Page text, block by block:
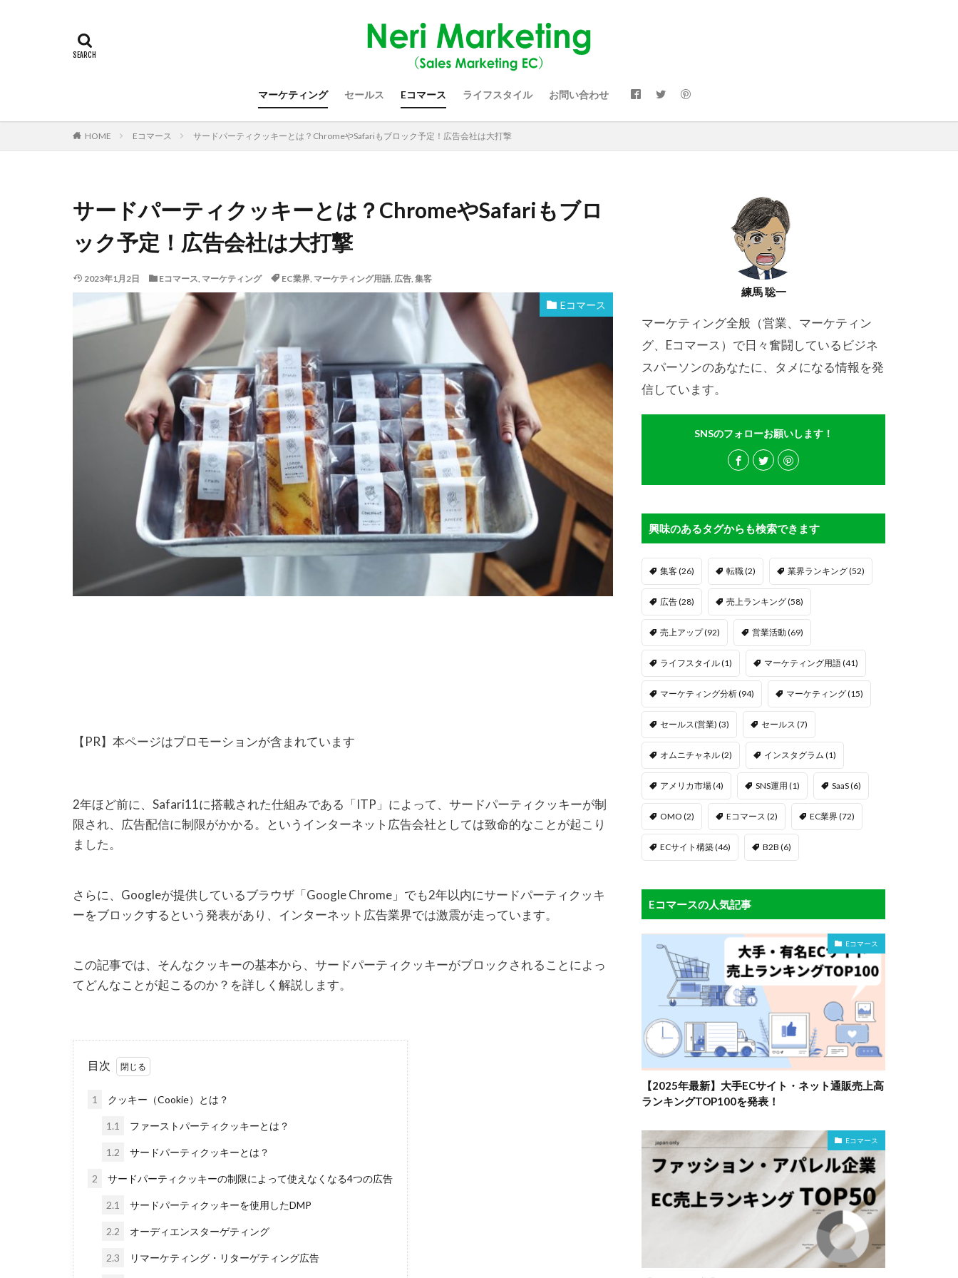
マーケティング セールス Eコマース ライフスタイル お問い合わせ
HOME Eコマース サードパーティクッキーとは？ChromeやSafariもブロック予定！広告会社は大打撃
サードパーティクッキーとは？ChromeやSafariもブロ
ック予定！広告会社は大打撃
2023年1月2日 Eコマース, マーケティング EC業界, マーケティング用語, 広告, 集客
Eコマース
【PR】本ページはプロモーションが含まれています
2年ほど前に、Safari11に搭載された仕組みである「ITP」によって、サードパーティクッキーが制
限され、広告配信に制限がかかる。というインターネット広告会社としては致命的なことが起こり
ました。
さらに、Googleが提供しているブラウザ「Google Chrome」でも2年以内にサードパーティクッキ
ーをブロックするという発表があり、インターネット広告業界では激震が走っています。
この記事では、そんなクッキーの基本から、サードパーティクッキーがブロックされることによっ
てどんなことが起こるのか？を詳しく解説します。
目次
1 クッキー（Cookie）とは？
1.1 ファーストパーティクッキーとは？
1.2 サードパーティクッキーとは？
2 サードパーティクッキーの制限によって使えなくなる4つの広告
2.1 サードパーティクッキーを使用したDMP
2.2 オーディエンスターゲティング
2.3 リマーケティング・リターゲティング広告
練馬 聡一
マーケティング全般（営業、マーケティン
グ、Eコマース）で日々奮闘しているビジネ
スパーソンのあなたに、タメになる情報を発
信しています。
SNSのフォローお願いします！
興味のあるタグからも検索できます
集客(26) 転職(2) 業界ランキング(52)
広告(28) 売上ランキング(58)
売上アップ(92) 営業活動(69)
ライフスタイル(1) マーケティング用語(41)
マーケティング分析(94) マーケティング(15)
セールス(営業) (3) セールス (7)
オムニチャネル(2) インスタグラム (1)
アメリカ市場(4) SNS運用 (1) SaaS(6)
OMO (2) Eコマース (2) EC業界(72)
ECサイト構築(46) B2B (6)
Eコマースの人気記事
Eコマース
【2025年最新】大手ECサイト・ネット通販売上高
ランキングTOP100を発表！
Eコマース